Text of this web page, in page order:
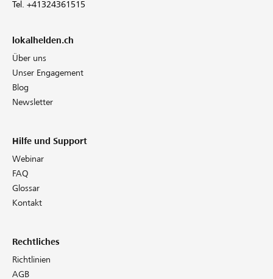
Tel. +41324361515
lokalhelden.ch
Über uns
Unser Engagement
Blog
Newsletter
Hilfe und Support
Webinar
FAQ
Glossar
Kontakt
Rechtliches
Richtlinien
AGB